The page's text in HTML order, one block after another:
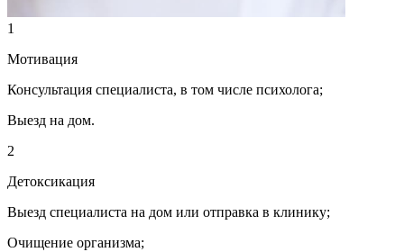
1
Мотивация
Консультация специалиста, в том числе психолога;
Выезд на дом.
2
Детоксикация
Выезд специалиста на дом или отправка в клинику;
Очищение организма;